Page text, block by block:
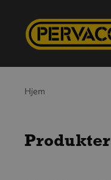
Hjem
Produkter